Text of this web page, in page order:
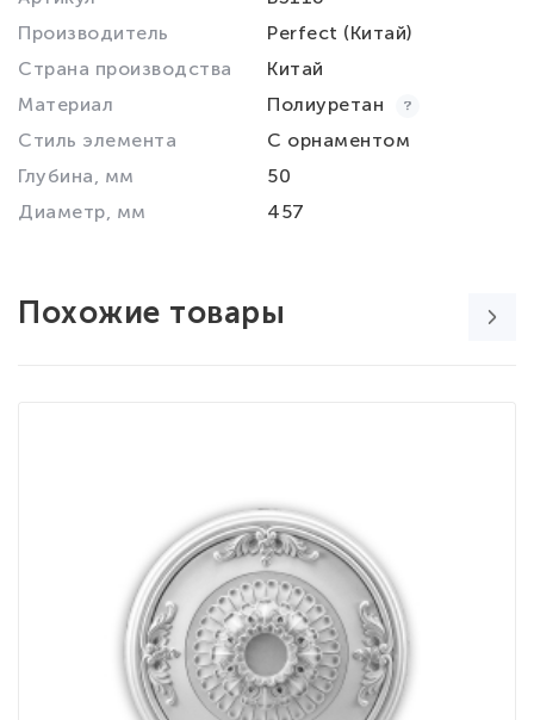
Производитель
Perfect (Китай)
Страна производства
Китай
Материал
Полиуретан
Стиль элемента
С орнаментом
Глубина, мм
50
Диаметр, мм
457
Похожие товары